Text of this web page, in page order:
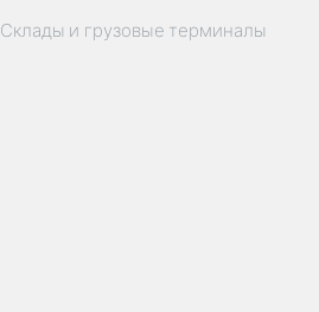
Склады и грузовые терминалы